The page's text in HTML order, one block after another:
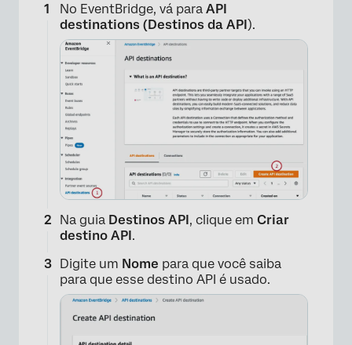
No EventBridge, vá para API
destinations (Destinos da API).
Na guia Destinos API, clique em Criar
destino API.
Digite um Nome para que você saiba
para que esse destino API é usado.